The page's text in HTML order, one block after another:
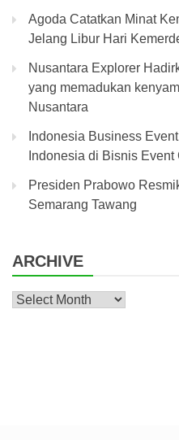
Agoda Catatkan Minat
Jelang Libur Hari
Nusantara Explorer
yang memadukan
Nusantara
Indonesia Business
Indonesia di Bisnis Event
Presiden Prabowo
Semarang Tawang
ARCHIVE
Archive